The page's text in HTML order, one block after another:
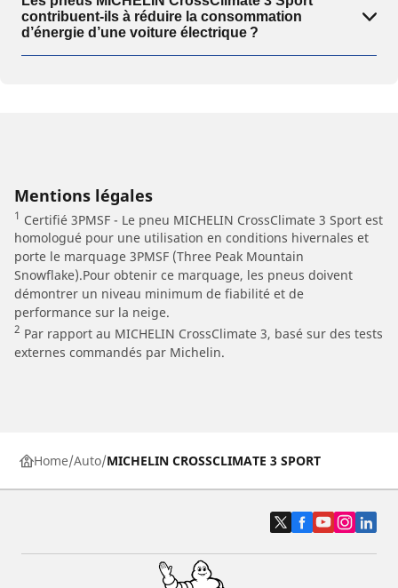
contribuent-ils à réduire la consommation
d’énergie d’une voiture électrique ?
Mentions légales
1 Certifié 3PMSF - Le pneu MICHELIN CrossClimate 3 Sport est
homologué pour une utilisation en conditions hivernales et
porte le marquage 3PMSF (Three Peak Mountain
Snowflake).Pour obtenir ce marquage, les pneus doivent
démontrer un niveau minimum de fiabilité et de
performance sur la neige.
2 Par rapport au MICHELIN CrossClimate 3, basé sur des tests
externes commandés par Michelin.
Home Auto MICHELIN CROSSCLIMATE 3 SPORT